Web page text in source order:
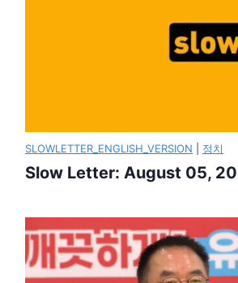
SLOWLETTER_ENGLISH_VERSION 정치
Slow Letter: August 05,